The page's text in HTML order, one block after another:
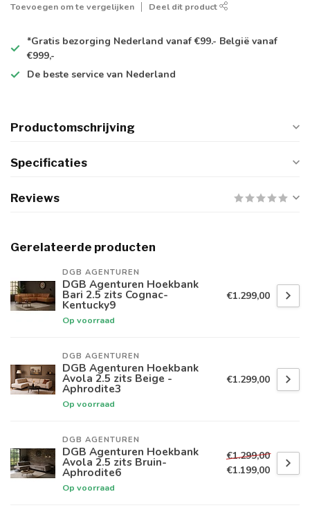
Toevoegen om te vergelijken Deel dit product
*Gratis bezorging Nederland vanaf €99.- België vanaf
€999,-
De beste service van Nederland
Productomschrijving
Specificaties
Reviews
Gerelateerde producten
DGB AGENTUREN
DGB Agenturen Hoekbank
Bari 2.5 zits Cognac-
Kentucky9
Op voorraad
€1.299,00
DGB AGENTUREN
DGB Agenturen Hoekbank
Avola 2.5 zits Beige -
Aphrodite3
Op voorraad
€1.299,00
DGB AGENTUREN
DGB Agenturen Hoekbank
Avola 2.5 zits Bruin-
Aphrodite6
Op voorraad
€1.299,00
€1.199,00